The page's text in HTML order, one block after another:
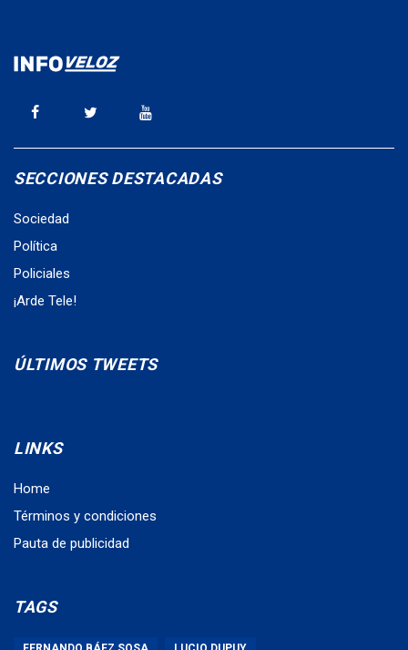
SECCIONES DESTACADAS
Sociedad
Política
Policiales
¡Arde Tele!
ÚLTIMOS TWEETS
LINKS
Home
Términos y condiciones
Pauta de publicidad
TAGS